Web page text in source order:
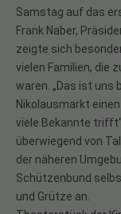
Samstag auf das
Frank Naber,
zeigte sich
vielen Familien, die
waren. „Das ist uns
Nikolausmarkt
viele Bekannte
überwiegend von
der näheren
Schützenbund
und Grütze an.